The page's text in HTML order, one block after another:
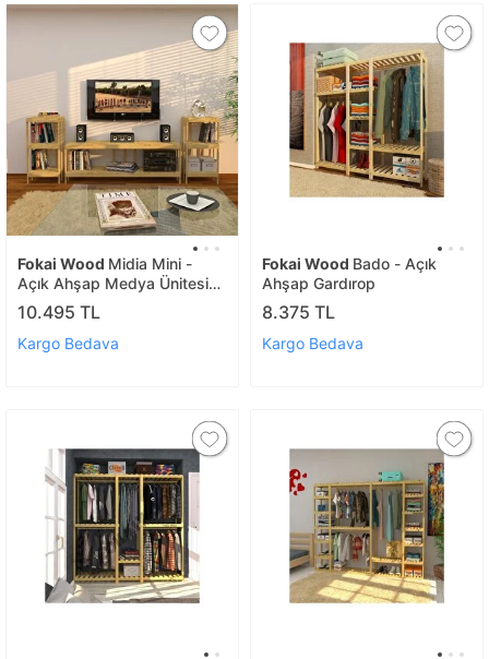
Fokai Wood Midia Mini -
Açık Ahşap Medya Ünitesi
Ve Kitaplık
10.495 TL
Kargo Bedava
Fokai Wood Bado - Açık
Ahşap Gardırop
8.375 TL
Kargo Bedava